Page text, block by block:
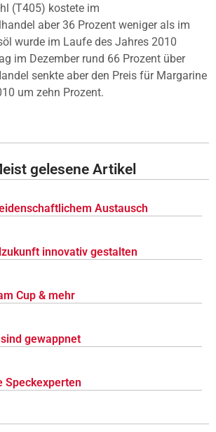
(T405) kostete im
aber 36 Prozent weniger als im
wurde im Laufe des Jahres 2010
im Dezember rund 66 Prozent über
senkte aber den Preis für Margarine
um zehn Prozent.
gelesene Artikel
Austausch
innovativ gestalten
Cup & mehr
gewappnet
Speckexperten